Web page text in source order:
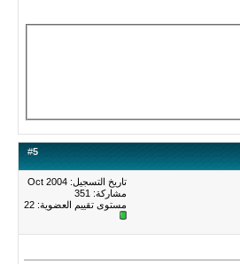
#5
تاريخ التسجيل: Oct 2004
مشاركة: 351
مستوى تقييم العضوية: 22